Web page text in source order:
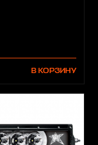
В КОРЗИНУ